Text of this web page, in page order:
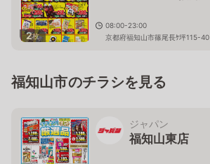
2枚
08:00-23:00
京都府福知山市篠尾長ｹ坪115-40
福知山市のチラシを見る
ジャパン
福知山東店